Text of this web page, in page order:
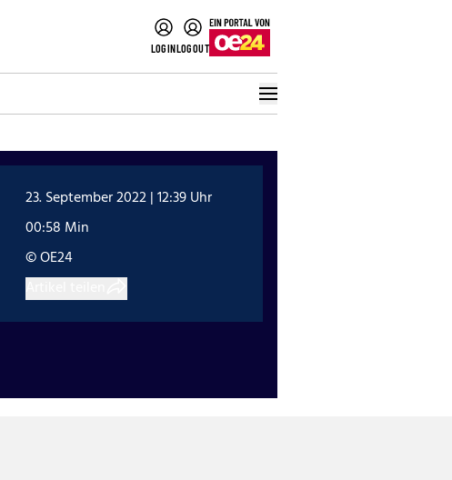
LOGINLOGOUT
23. September 2022 | 12:39 Uhr
00:58 Min
© OE24